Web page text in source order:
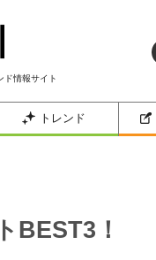
ド情報サイト
トレンド
BEST3！